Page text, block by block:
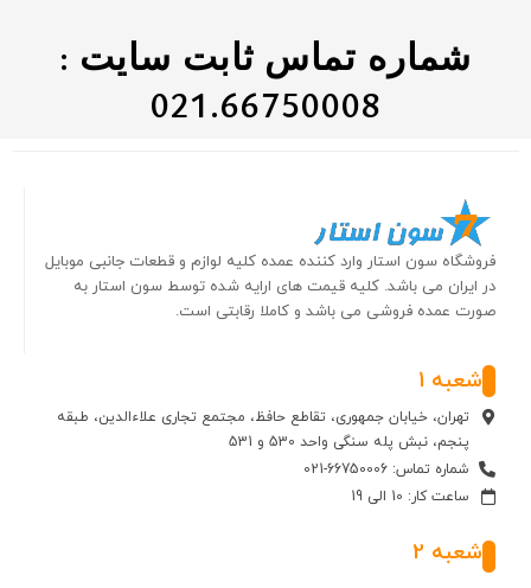
شماره تماس ثابت سایت :
021.66750008
فروشگاه سون استار وارد کننده عمده کلیه لوازم و قطعات جانبی موبایل
در ایران می باشد. کلیه قیمت های ارایه شده توسط سون استار به
صورت عمده فروشی می باشد و کاملا رقابتی است.
شعبه 1
تهران، خیابان جمهوری، تقاطع حافظ، مجتمع تجاری علاءالدین، طبقه
پنجم، نبش پله سنگی واحد 530 و 531
شماره تماس: 66750006-021
ساعت کار: 10 الی 19
شعبه 2